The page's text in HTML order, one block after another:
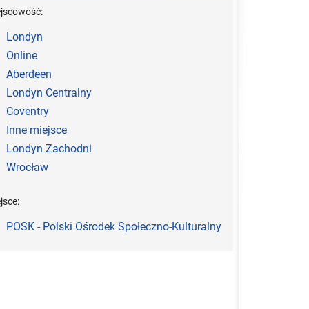
Londyn
Online
Aberdeen
Londyn Centralny
Coventry
Inne miejsce
Londyn Zachodni
Wrocław
POSK - Polski Ośrodek Społeczno-Kulturalny